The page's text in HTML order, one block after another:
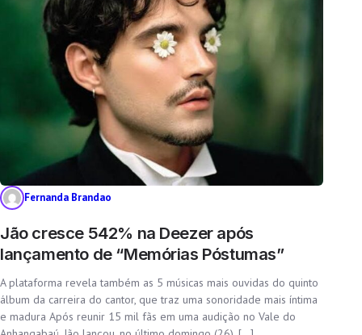
Fernanda Brandao
Jão cresce 542% na Deezer após
lançamento de “Memórias Póstumas”
A plataforma revela também as 5 músicas mais ouvidas do quinto
álbum da carreira do cantor, que traz uma sonoridade mais íntima
e madura Após reunir 15 mil fãs em uma audição no Vale do